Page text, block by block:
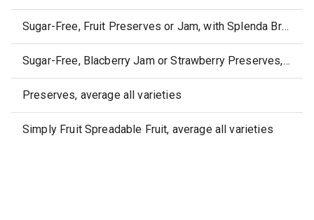
Sugar-Free, Fruit Preserves or Jam, with Splenda Brand Sweetener, average other varieties
Sugar-Free, Blacberry Jam or Strawberry Preserves, with Truvia Brand Sweetener
Preserves, average all varieties
Simply Fruit Spreadable Fruit, average all varieties